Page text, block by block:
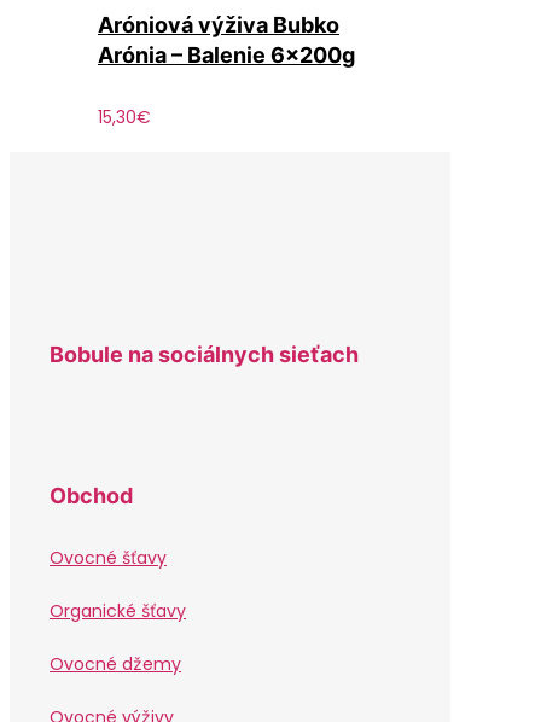
Aróniová výživa Bubko
Arónia – Balenie 6x200g
15,30€
Bobule na sociálnych sieťach
Obchod
Ovocné šťavy
Organické šťavy
Ovocné džemy